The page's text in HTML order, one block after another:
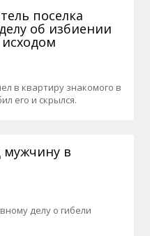
поселка
об избиении
в квартиру знакомого в
его и скрылся.
мужчину в
делу о гибели